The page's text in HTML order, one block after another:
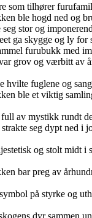
som tilhører
ble hogd ned og
stor og
ga skygge og ly for
furubukk med
grov og værbitt av
hvilte fuglene og sang
ble et viktig
av mystikk rundt
seg dypt ned i
og stolt midt i
bar preg av
på styrke og
dyr sammen